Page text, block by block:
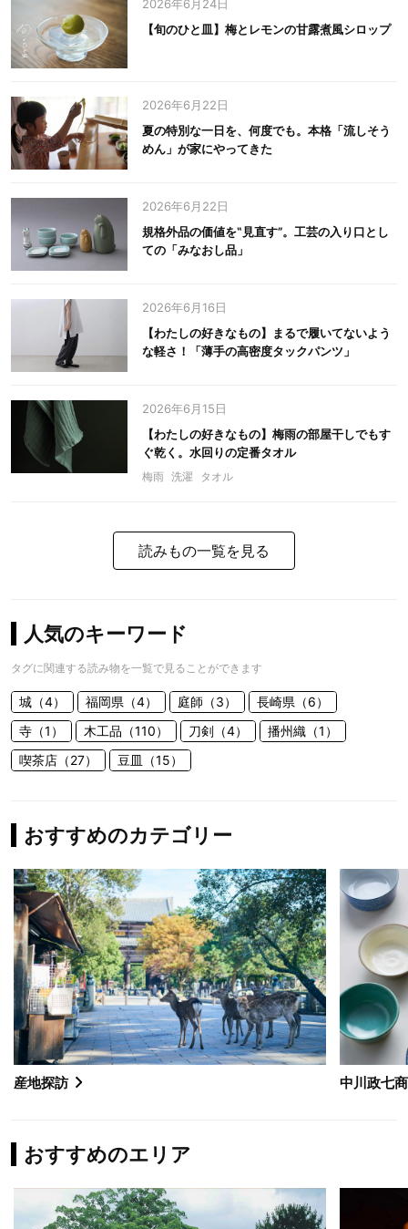
2026年6月24日
【旬のひと皿】梅とレモンの甘露煮風シロップ
2026年6月22日
夏の特別な一日を、何度でも。本格「流しそう
めん」が家にやってきた
2026年6月22日
規格外品の価値を‟見直す”。工芸の入り口とし
ての「みなおし品」
2026年6月16日
【わたしの好きなもの】まるで履いてないよう
な軽さ！「薄手の高密度タックパンツ」
2026年6月15日
【わたしの好きなもの】梅雨の部屋干しでもす
ぐ乾く。水回りの定番タオル
梅雨 洗濯 タオル
読みもの一覧を見る
人気のキーワード
タグに関連する読み物を一覧で見ることができます
城（4） 福岡県（4） 庭師（3）
長崎県（6）
寺（1）
木工品（110） 刀剣（4）
播州織（1）
喫茶店（27）
豆皿（15）
おすすめのカテゴリー
産地探訪 中川政七
おすすめのエリア